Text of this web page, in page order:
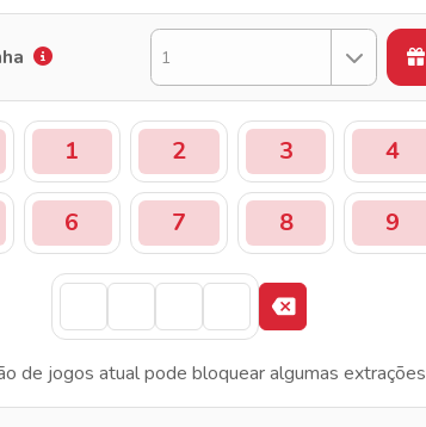
1
1 2 3 4
6 7 8 9
de jogos atual pode bloquear algumas extrações